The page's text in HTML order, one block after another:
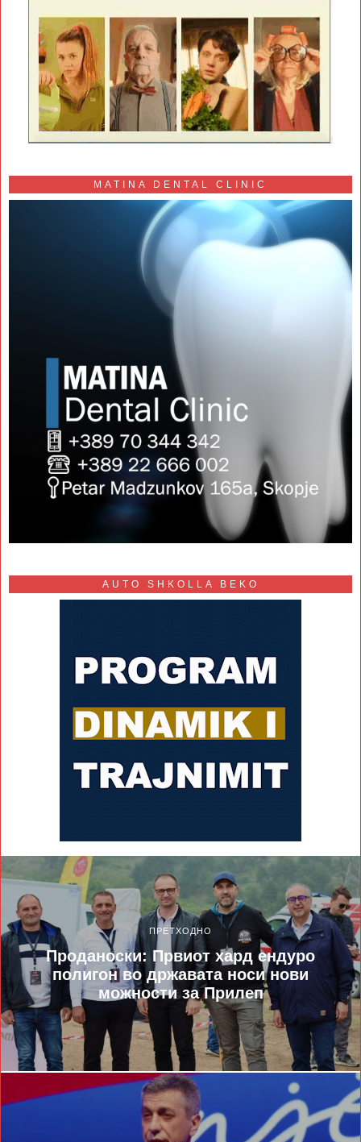
MATINA DENTAL CLINIC
AUTO SHKOLLA BEKO
ПРЕТХОДНО
Проданоски: Првиот хард ендуро
полигон во државата носи нови
можности за Прилеп